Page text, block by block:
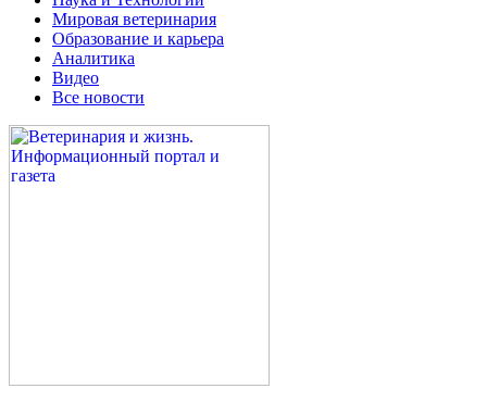
Мировая ветеринария
Образование и карьера
Аналитика
Видео
Все новости